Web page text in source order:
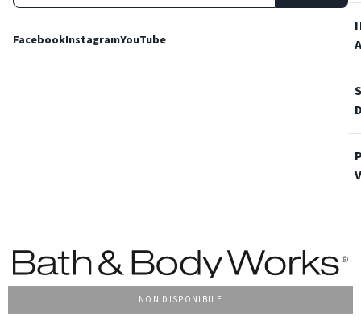
NON DISPONIBILE
FacebookInstagramYouTube